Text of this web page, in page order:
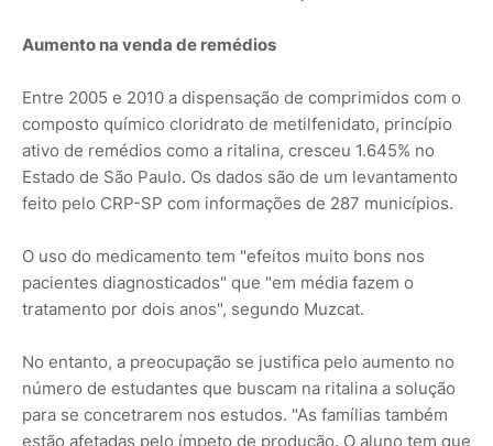
Aumento na venda de remédios
Entre 2005 e 2010 a dispensação de comprimidos com o
composto químico cloridrato de metilfenidato, princípio
ativo de remédios como a ritalina, cresceu 1.645% no
Estado de São Paulo. Os dados são de um levantamento
feito pelo CRP-SP com informações de 287 municípios.
O uso do medicamento tem "efeitos muito bons nos
pacientes diagnosticados" que "em média fazem o
tratamento por dois anos", segundo Muzcat.
No entanto, a preocupação se justifica pelo aumento no
número de estudantes que buscam na ritalina a solução
para se concetrarem nos estudos. "As famílias também
estão afetadas pelo ímpeto de produção. O aluno tem que